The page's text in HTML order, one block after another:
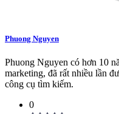
Phuong Nguyen
Phuong Nguyen có hơn 10
marketing, đã rất nhiều lần
công cụ tìm kiếm.
0